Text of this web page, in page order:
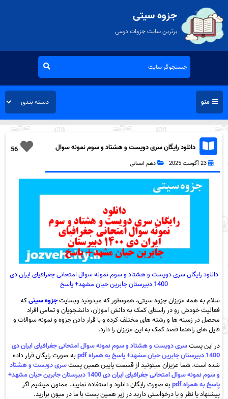
جزوه سیتی
برترین سایت جزوات درسی
منو
56
دانلود رایگان سری دویست و هشتاد و سوم نمونه سوال
جفرافیا دهم انسانی به همراه pdf 23 آگوست 2025 دهم انسانی
دانلود رایگان سری دویست و هشتاد و سوم نمونه سوال امتحانی جغرافیای ایران دی
1400 دبیرستان جابرین حیان مشهد+ پاسخ
سلام به همه عزیزان جزوه سیتی، همونطور که میدونید وبسایتجزوه سیتیکه
فعالیت خودش رو در راستای کمک به دانش اموزان، دانشجویان و تمامی افراد
محصل در زمینه ها و رشته های مختلف کرده و با قرار دادن جزوه و نمونه سوالات و
فایل های راهنما قصد کمک به این عزیزان را دارد.
در این پستسری دویست و هشتاد و سوم نمونه سوال امتحانی جغرافیای ایران دی
1400 دبیرستان جابرین حیان مشهد+ پاسخ به همراه pdf
به صورت رایگان قرار داده
شده است. شما عزیزان میتونید از قسمت پایین همین پستسری دویست و هشتاد
و سوم نمونه سوال امتحانی جغرافیای ایران دی 1400 دبیرستان جابرین حیان مشهد+
پاسخ به همراه pdf
به صورت رایگان دانلود و استفاده نمایید. ممنون میشیم اگر
پیشنهاد یا نظر و یا درخواستی دارید در زیر همین پست با ما در میون بزارید.